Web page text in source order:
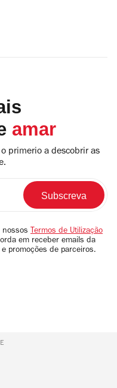
amar
primerio a descobrir as
nossos Termos de Utilização
em receber emails da
promoções de parceiros.